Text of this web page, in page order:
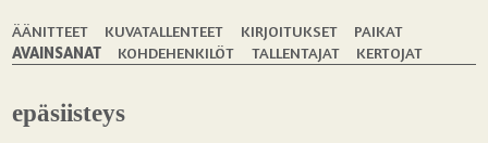
ÄÄNITTEET KUVATALLENTEET KIRJOITUKSET
PAIKAT
AVAINSANAT
KOHDEHENKILÖT TALLENTAJAT KERTOJAT
epäsiisteys